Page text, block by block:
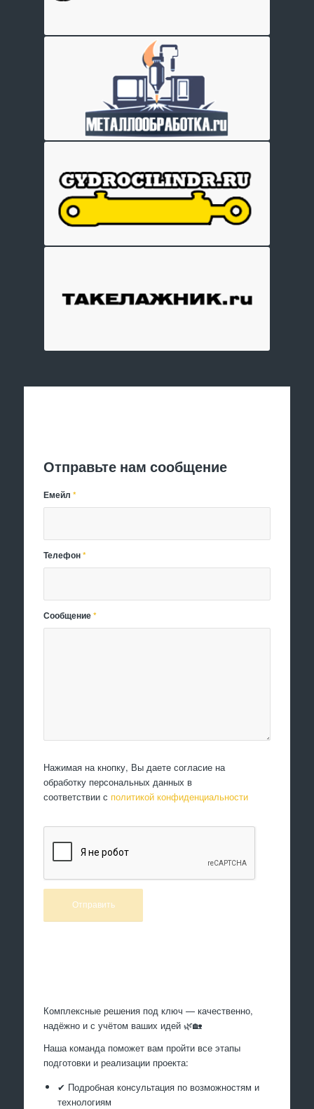
Отправьте нам сообщение
Емейл*
Телефон*
Сообщение*
Нажимая на кнопку, Вы даете согласие на
обработку персональных данных в
соответствии с политикой конфиденциальности
Комплексные решения под ключ — качественно,
надёжно и с учётом ваших идей 🌿🏡
Наша команда поможет вам пройти все этапы
подготовки и реализации проекта:
✔ Подробная консультация по возможностям и
технологиям